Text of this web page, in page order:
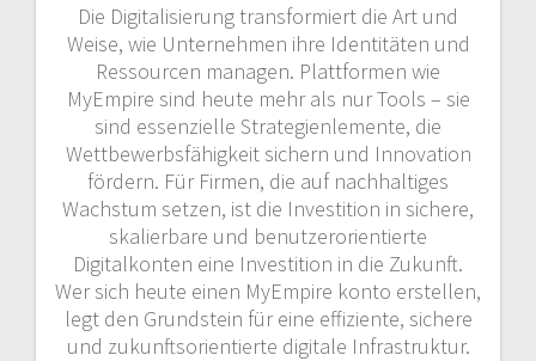
Die Digitalisierung transformiert die Art und
Weise, wie Unternehmen ihre Identitäten und
Ressourcen managen. Plattformen wie
MyEmpire sind heute mehr als nur Tools – sie
sind essenzielle Strategienlemente, die
Wettbewerbsfähigkeit sichern und Innovation
fördern. Für Firmen, die auf nachhaltiges
Wachstum setzen, ist die Investition in sichere,
skalierbare und benutzerorientierte
Digitalkonten eine Investition in die Zukunft.
Wer sich heute einen MyEmpire konto erstellen,
legt den Grundstein für eine effiziente, sichere
und zukunftsorientierte digitale Infrastruktur.